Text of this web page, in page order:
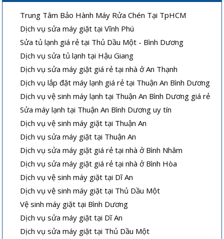
Trung Tâm Bảo Hành Máy Rửa Chén Tại TpHCM
Dịch vụ sửa máy giặt tại Vĩnh Phú
Sửa tủ lạnh giá rẻ tại Thủ Dầu Một - Bình Dương
Dịch vụ sửa tủ lạnh tại Hậu Giang
Dịch vụ sửa máy giặt giá rẻ tại nhà ở An Thạnh
Dịch vụ lắp đặt máy lạnh giá rẻ tại Thuận An Bình Dương
Dịch vụ vệ sinh máy lạnh tại Thuận An Bình Dương giá rẻ
Sửa máy lạnh tại Thuận An Bình Dương uy tín
Dịch vụ vệ sinh máy giặt tại Thuận An
Dịch vụ sửa máy giặt tại Thuận An
Dịch vụ sửa máy giặt giá rẻ tại nhà ở Bình Nhâm
Dịch vụ sửa máy giặt giá rẻ tại nhà ở Bình Hòa
Dịch vụ vệ sinh máy giặt tại Dĩ An
Dịch vụ vệ sinh máy giặt tại Thủ Dầu Một
Vệ sinh máy giặt tại Bình Dương
Dịch vụ sửa máy giặt tại Dĩ An
Dịch vụ sửa máy giặt tại Thủ Dầu Một